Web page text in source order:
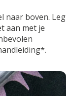
naar boven. Leg
aan met je